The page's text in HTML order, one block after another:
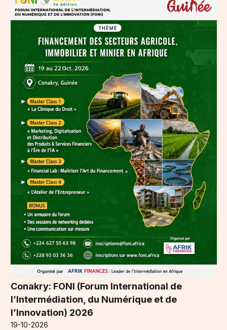
Conakry: FONI (Forum International de
l’Intermédiation, du Numérique et de
l’Innovation) 2026
19-10-2026